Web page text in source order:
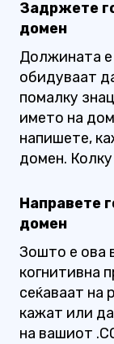
Задржете
домен
Должината е
обидуваат
помалку
името на
напишете,
домен.
Направете
домен
Зошто е ова
когнитивна
сеќаваат на
кажат или
на вашиот